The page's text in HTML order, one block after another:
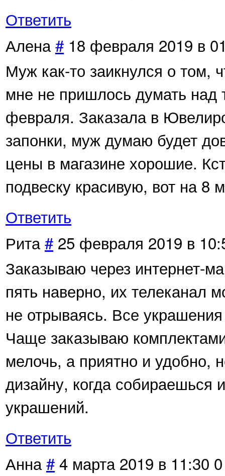
Ответить
Алена# 18 февраля 2019 в
Муж как-то заикнулся о том,
мне не пришлось думать над
февраля. Заказала в
запонки, муж думаю будет
цены в магазине хорошие.
подвеску красивую, вот на 8
Ответить
Рита# 25 февраля 2019 в
Заказываю через интернет-
пять наверно, их
не отрываясь. Все
Чаще заказываю
мелочь, а приятно и удобно,
дизайну, когда собираешься
украшений.
Ответить
Анна# 4 марта 2019 в 11:30 0